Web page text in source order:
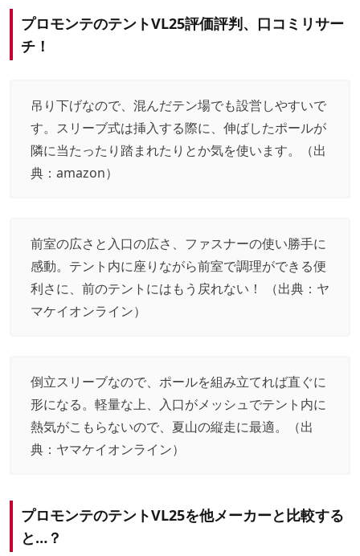
プロモンテのテントVL25評価評判、口コミリサー
チ！
吊り下げなので、混んだテン場でも設営しやすいで
す。スリーブ式は挿入する際に、伸ばしたポールが
隣に当たったり踏まれたりとか気を使います。（出
典： amazon）
前室の広さと入口の広さ、ファスナーの使い勝手に
感動。テント内に座りながら前室で調理ができる便
利さに、前のテントにはもう戻れない！ （出典： ヤ
マケイオンライン）
倒立スリーブなので、ポールを組み立てれば直ぐに
形になる。軽量な上、入口がメッシュでテント内に
熱気がこもらないので、夏山の縦走に最適。（出
典： ヤマケイオンライン）
プロモンテのテントVL25を他メーカーと比較する
と…？